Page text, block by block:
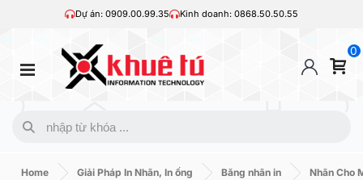
Dự án: 0909.00.99.35 Kinh doanh: 0868.50.50.55
0
Home Giải Pháp In Nhãn, In ống Băng nhãn in Nhãn Cho